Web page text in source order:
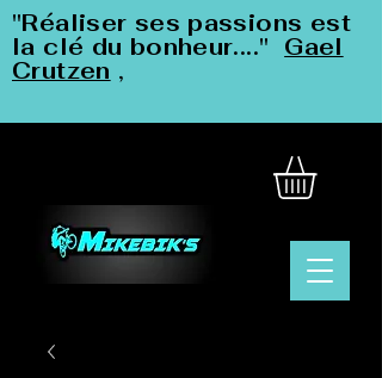
"Réaliser ses passions est
la clé du bonheur...." Gael
Crutzen ,